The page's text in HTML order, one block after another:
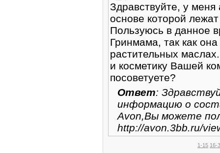
Здравствуйте, у меня
основе которой
Пользуюсь в данное
Гринмама, так как
растительных
и косметику Вашей
посоветуете?
Ответ:
информацию о
Avon,Вы можете
http://avon.3bb.ru/
1-15 16-